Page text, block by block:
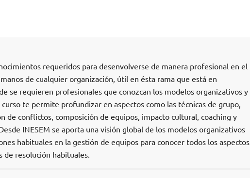
requeridos para desenvolverse de manera profesional en el
de cualquier organización, útil en ésta rama que está en
se requieren profesionales que conozcan los modelos organizativos y
te permite profundizar en aspectos como las técnicas de grupo,
de conflictos, composición de equipos, impacto cultural, coaching y
INESEM se aporta una visión global de los modelos organizativos
habituales en la gestión de equipos para conocer todos los aspectos
de resolución habituales.